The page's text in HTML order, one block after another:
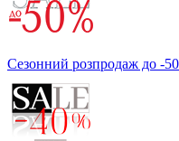
Сезонний розпродаж до -